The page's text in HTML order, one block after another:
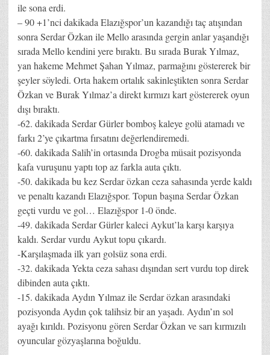
ile sona erdi.
– 90 +1’nci dakikada Elazığspor’un kazandığı taç atışından
sonra Serdar Özkan ile Mello arasında gergin anlar yaşandığı
sırada Mello kendini yere bıraktı. Bu sırada Burak Yılmaz,
yan hakeme Mehmet Şahan Yılmaz, parmağını göstererek bir
şeyler söyledi. Orta hakem ortalık sakinleştikten sonra Serdar
Özkan ve Burak Yılmaz’a direkt kırmızı kart göstererek oyun
dışı bıraktı.
-62. dakikada Serdar Gürler bomboş kaleye golü atamadı ve
farkı 2’ye çıkartma fırsatını değerlendiremedi.
-60. dakikada Salih’in ortasında Drogba müsait pozisyonda
kafa vuruşunu yaptı top az farkla auta çıktı.
-50. dakikada bu kez Serdar özkan ceza sahasında yerde kaldı
ve penaltı kazandı Elazığspor. Topun başına Serdar Özkan
geçti vurdu ve gol… Elazığspor 1-0 önde.
-49. dakikada Serdar Gürler kaleci Aykut’la karşı karşıya
kaldı. Serdar vurdu Aykut topu çıkardı.
-Karşılaşmada ilk yarı golsüz sona erdi.
-32. dakikada Yekta ceza sahası dışından sert vurdu top direk
dibinden auta çıktı.
-15. dakikada Aydın Yılmaz ile Serdar özkan arasındaki
pozisyonda Aydın çok talihsiz bir an yaşadı. Aydın’ın sol
ayağı kırıldı. Pozisyonu gören Serdar Özkan ve sarı kırmızılı
oyuncular gözyaşlarına boğuldu.